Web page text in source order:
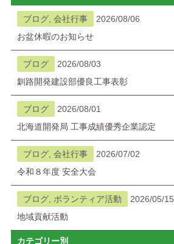
ブログ, 会社行事
2026/08/06
お盆休暇のお知らせ
ブログ
2026/08/03
釧路開発建設部優良工事表彰
ブログ
2026/08/01
北海道開発局 工事成績優秀企業認定
ブログ, 会社行事
2026/07/02
令和８年度 安全大会
ブログ, ボランティア活動
2026/05/15
地域貢献活動
カテゴリー別